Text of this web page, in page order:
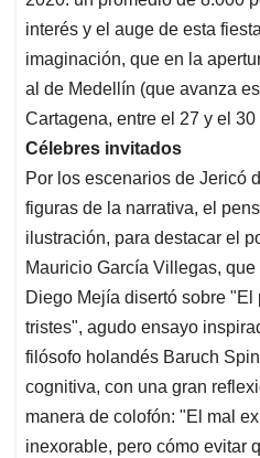
interés y el auge de esta
imaginación, que en la
al de Medellín (que avanza
Cartagena, entre el 27 y el 30
Célebres invitados
Por los escenarios de Jericó
figuras de la narrativa, el
ilustración, para destacar el
Mauricio García Villegas,
Diego Mejía disertó sobre
tristes", agudo ensayo
filósofo holandés Baruch
cognitiva, con una gran
manera de colofón: "El mal
inexorable, pero cómo evitar